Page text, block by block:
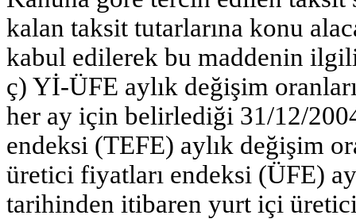
kalan taksit tutarlarına konu
kabul edilerek bu maddenin
ç) Yİ-ÜFE aylık değişim
her ay için belirlediği 31/12/
endeksi (TEFE) aylık değişim
üretici fiyatları endeksi (ÜFE)
tarihinden itibaren yurt içi